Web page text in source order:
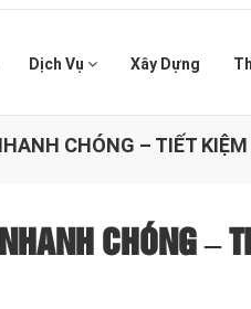
Dịch Vụ Xây Dựng
CHÓNG – TIẾT KIỆM
CHÓNG –